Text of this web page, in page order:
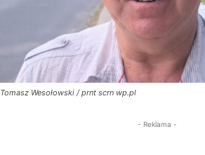
Tomasz Wesołowski / prnt scrn wp.pl
- Reklama -